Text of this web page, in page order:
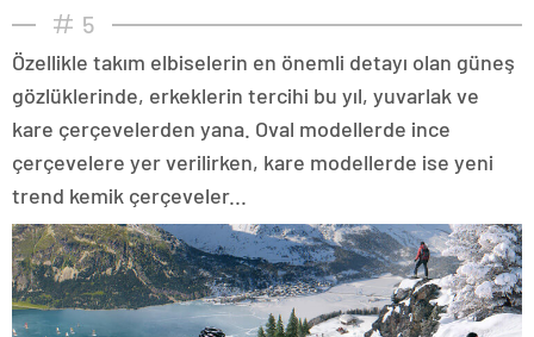
5
Özellikle takım elbiselerin en önemli detayı olan güneş
gözlüklerinde, erkeklerin tercihi bu yıl, yuvarlak ve
kare çerçevelerden yana. Oval modellerde ince
çerçevelere yer verilirken, kare modellerde ise yeni
trend kemik çerçeveler...